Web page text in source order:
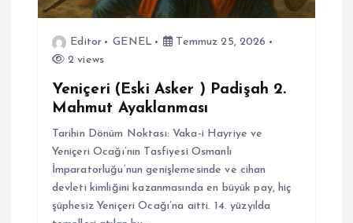
Editor GENEL
Temmuz 25, 2026
2 views
Yeniçeri (Eski Asker ) Padişah 2.
Mahmut Ayaklanması
Tarihin Dönüm Noktası: Vaka-i Hayriye ve
Yeniçeri Ocağı’nın Tasfiyesi Osmanlı
İmparatorluğu’nun genişlemesinde ve cihan
devleti kimliğini kazanmasında en büyük pay, hiç
şüphesiz Yeniçeri Ocağı’na aitti. 14. yüzyılda